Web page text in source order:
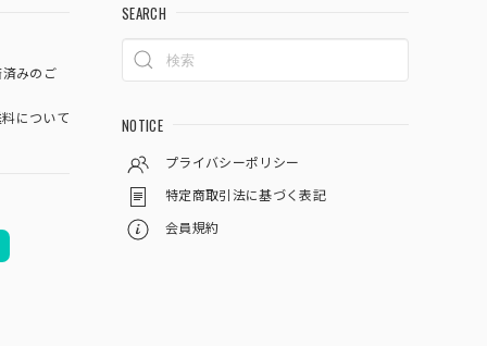
みのご
について
SEARCH
NOTICE
プライバシーポリシー
特定商取引法に基づく表記
会員規約